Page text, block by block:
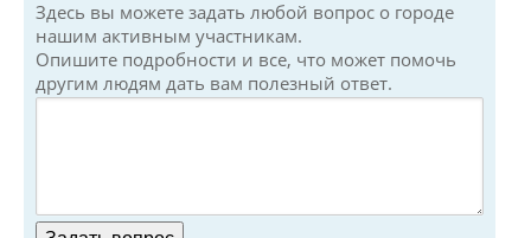
Здесь вы можете задать любой вопрос о городе
нашим активным участникам.
Опишите подробности и все, что может помочь
другим людям дать вам полезный ответ.